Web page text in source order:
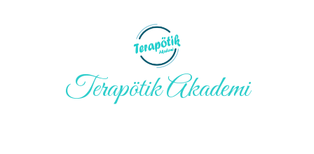
Terapötik Akademi